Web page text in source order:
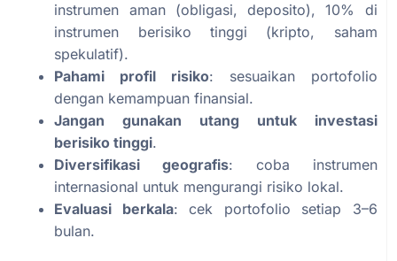
instrumen aman (obligasi, deposito), 10% di
instrumen berisiko tinggi (kripto, saham
spekulatif).
Pahami profil risiko: sesuaikan portofolio
dengan kemampuan finansial.
Jangan gunakan utang untuk investasi
berisiko tinggi.
Diversifikasi geografis: coba instrumen
internasional untuk mengurangi risiko lokal.
Evaluasi berkala: cek portofolio setiap 3–6
bulan.